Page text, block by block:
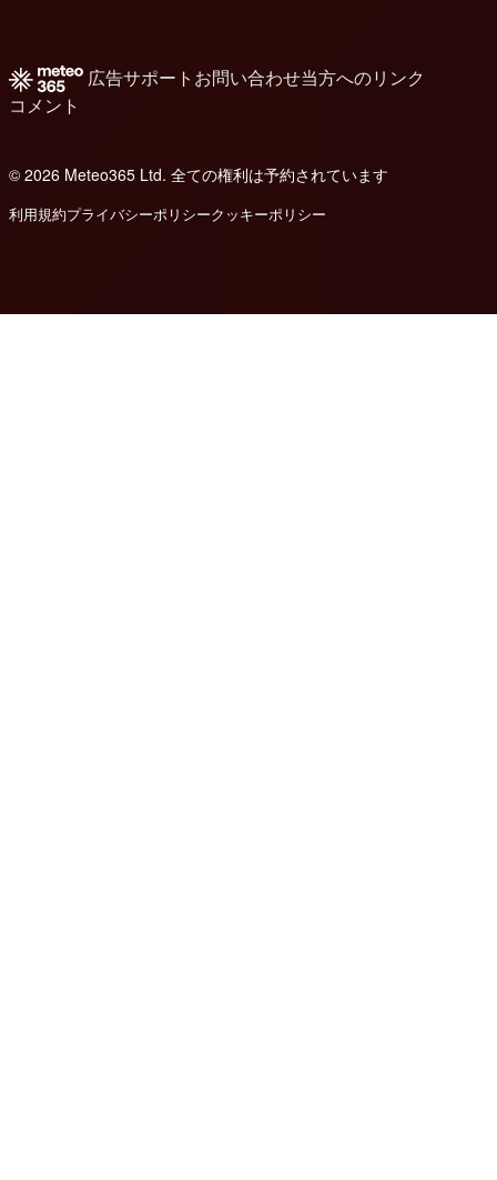
広告サポート お問い合わせ当方へのリンク
コメント
© 2026 Meteo365 Ltd. 全ての権利は予約されています
利用規約プライバシーポリシークッキーポリシー